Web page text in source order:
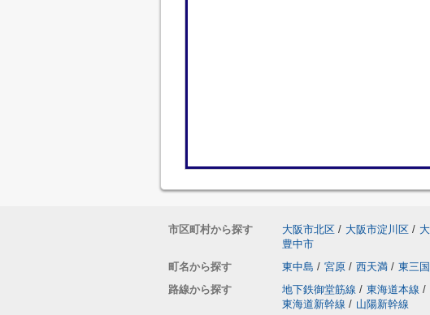
市区町村から探す 大阪市北区 / 大阪市淀川区 /
豊中市
町名から探す
東中島 / 宮原 / 西天満 / 東三国
路線から探す
地下鉄御堂筋線 / 東海道本線 /
東海道新幹線 / 山陽新幹線